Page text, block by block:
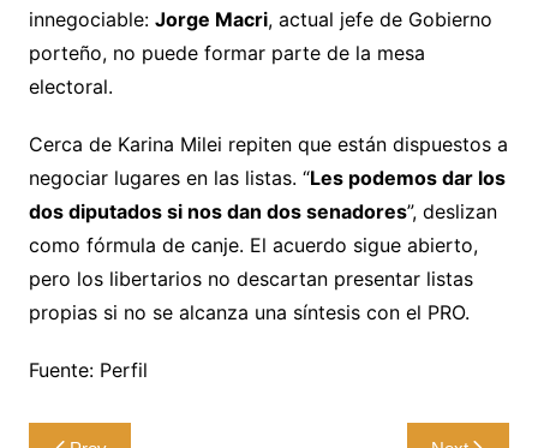
innegociable: Jorge Macri, actual jefe de Gobierno
porteño, no puede formar parte de la mesa
electoral.
Cerca de Karina Milei repiten que están dispuestos a
negociar lugares en las listas. “Les podemos dar los
dos diputados si nos dan dos senadores”, deslizan
como fórmula de canje. El acuerdo sigue abierto,
pero los libertarios no descartan presentar listas
propias si no se alcanza una síntesis con el PRO.
Fuente: Perfil
Navegación